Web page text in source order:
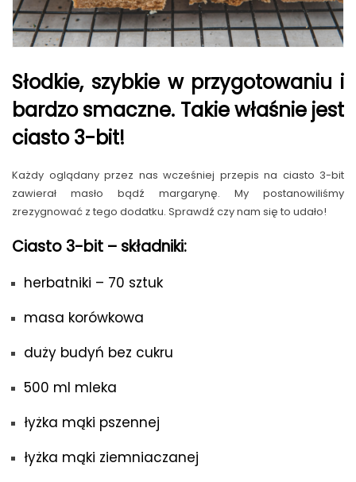
Słodkie, szybkie w przygotowaniu i
bardzo smaczne. Takie właśnie jest
ciasto 3-bit!
Każdy oglądany przez nas wcześniej przepis na ciasto 3-bit
zawierał masło bądź margarynę. My postanowiliśmy
zrezygnować z tego dodatku. Sprawdź czy nam się to udało!
Ciasto 3-bit – składniki:
herbatniki – 70 sztuk
masa korówkowa
duży budyń bez cukru
500 ml mleka
łyżka mąki pszennej
łyżka mąki ziemniaczanej